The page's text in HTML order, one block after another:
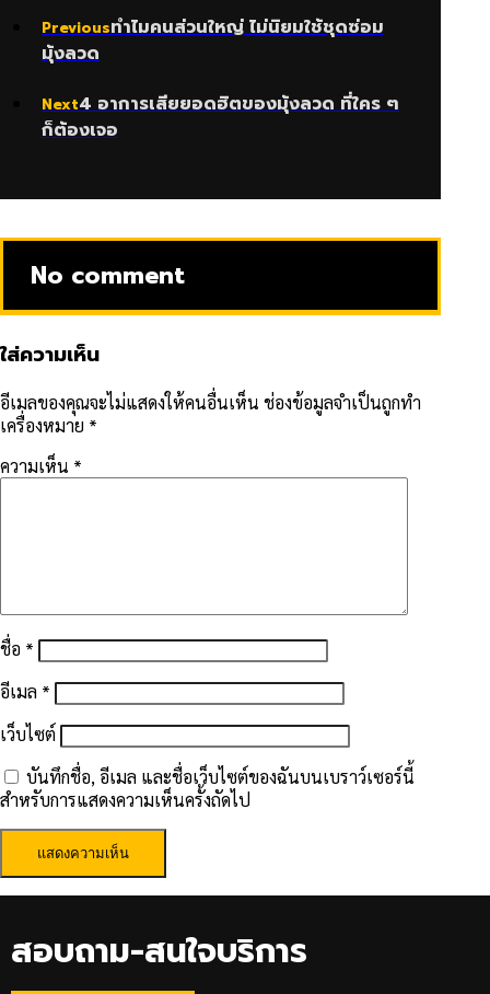
Previousทำไมคนส่วนใหญ่ ไม่นิยมใช้ชุดซ่อม
มุ้งลวด
Next4 อาการเสียยอดฮิตของมุ้งลวด ที่ใคร ๆ
ก็ต้องเจอ
No comment
ใส่ความเห็น
อีเมลของคุณจะไม่แสดงให้คนอื่นเห็น ช่องข้อมูลจำเป็นถูกทำ
เครื่องหมาย *
ความเห็น *
ชื่อ *
อีเมล *
เว็บไซต์
บันทึกชื่อ, อีเมล และชื่อเว็บไซต์ของฉันบนเบราว์เซอร์นี้
สำหรับการแสดงความเห็นครั้งถัดไป
สอบถาม-สนใจบริการ